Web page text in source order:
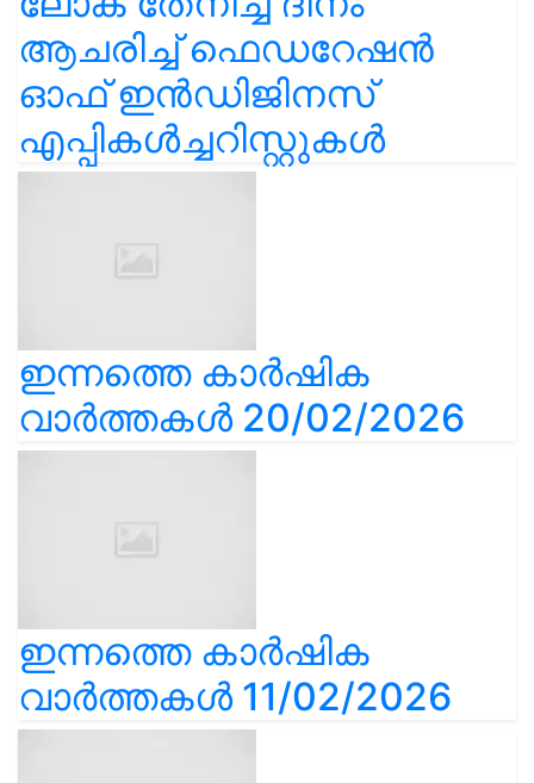
ആചരിച്ച് ഫെഡറേഷൻ
ഓഫ് ഇൻഡിജിനസ്
എപ്പികൾച്ചറിസ്റ്റുകൾ
ഇന്നത്തെ കാർഷിക
വാർത്തകൾ 20/02/2026
ഇന്നത്തെ കാർഷിക
വാർത്തകൾ 11/02/2026